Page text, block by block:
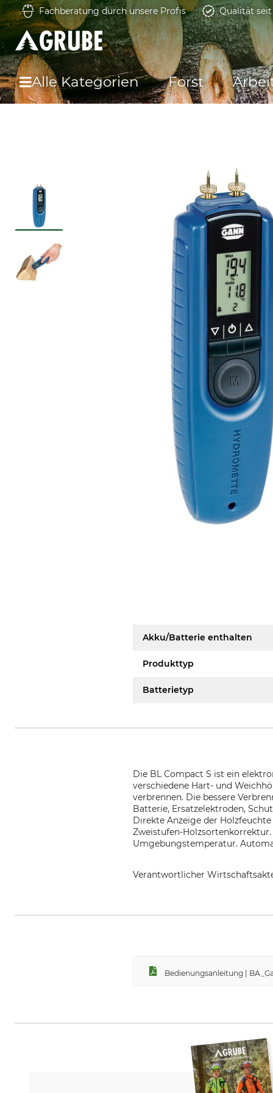
Fachberatung durch unsere Profis Qualität
Alle Kategorien Forst
Akku/Batterie enthalten
Produkttyp
Batterietyp
Die BL Compact S ist ein
verschiedene Hart- und
verbrennen. Die bessere
Batterie, Ersatzelektroden,
Direkte Anzeige der Holzfeuchte
Zweistufen-
Umgebungstemperatur.
Verantwortlicher
Bedienungsanleitung |